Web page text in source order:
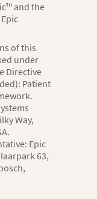
and the
of this
under
Directive
Patient
Way,
Epic
63,